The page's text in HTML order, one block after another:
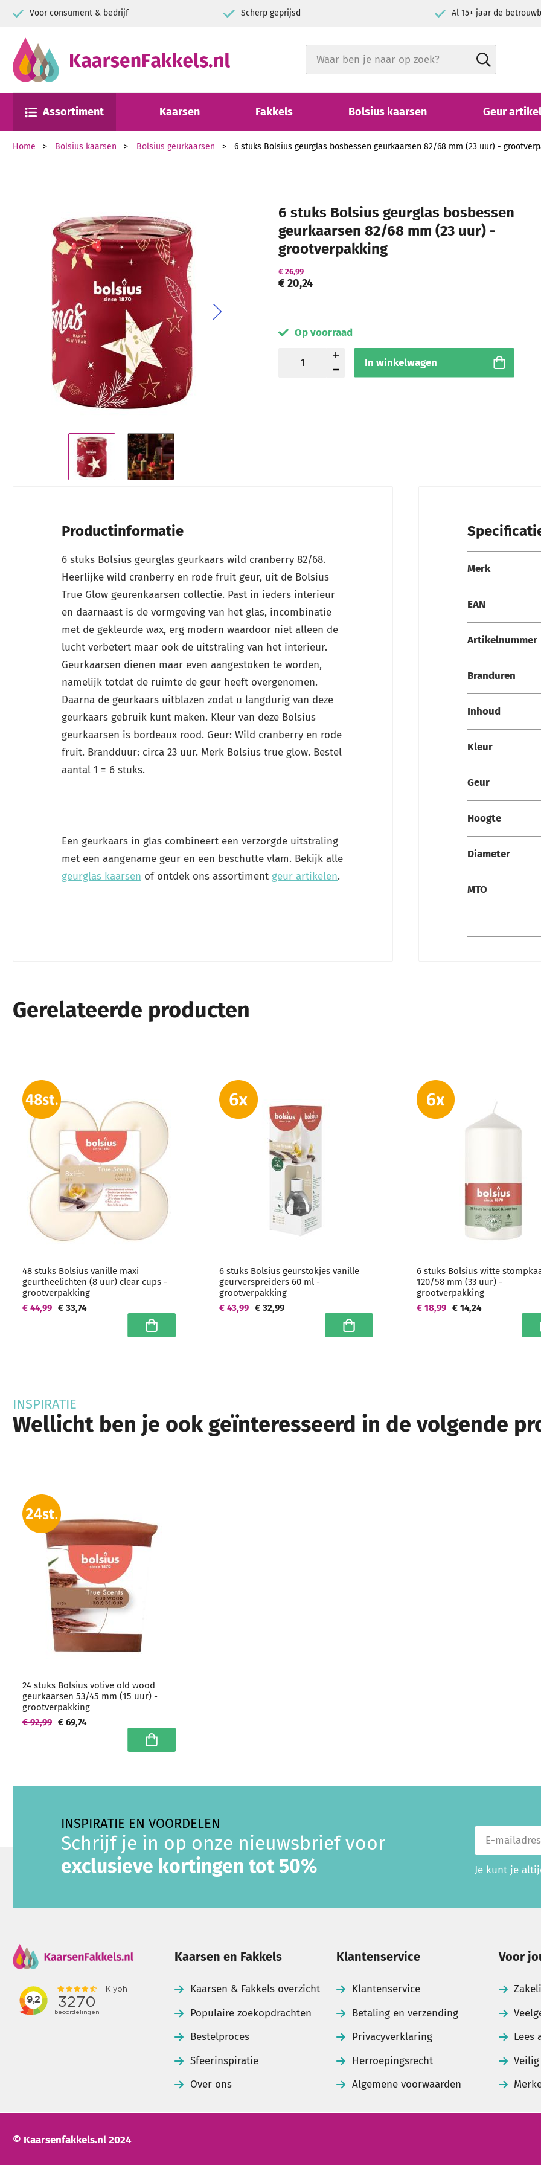
Voor consument & bedrijf Scherp geprijsd Al 15+ jaar de
Close search
Zoek
Assortiment Kaarsen Fakkels Bolsius kaarsen Geur
Home Bolsius kaarsen Bolsius geurkaarsen 6 stuks Bolsius geurglas bosbessen geurkaarsen 82/68 mm (23 uur) -
6 stuks Bolsius geurglas bosbessen
geurkaarsen 82/68 mm (23 uur) -
grootverpakking
€ 20,24
€ 26,99
Op voorraad
In winkelwagen
Productinformatie
6 stuks Bolsius geurglas geurkaars wild cranberry 82/68.
Heerlijke wild cranberry en rode fruit geur, uit de Bolsius
True Glow geurenkaarsen collectie. Past in ieders interieur
en daarnaast is de vormgeving van het glas, incombinatie
met de gekleurde wax, erg modern waardoor niet alleen de
lucht verbetert maar ook de uitstraling van het interieur.
Geurkaarsen dienen maar even aangestoken te worden,
namelijk totdat de ruimte de geur heeft overgenomen.
Daarna de geurkaars uitblazen zodat u langdurig van deze
geurkaars gebruik kunt maken. Kleur van deze Bolsius
geurkaarsen is bordeaux rood. Geur: Wild cranberry en rode
fruit. Brandduur: circa 23 uur. Merk Bolsius true glow. Bestel
aantal 1 = 6 stuks.
Een geurkaars in glas combineert een verzorgde uitstraling
met een aangename geur en een beschutte vlam. Bekijk alle
geurglas kaarsen of ontdek ons assortiment geur artikelen.
Merk
EAN
Artikelnummer
Branduren
Inhoud
Kleur
Geur
Hoogte
Diameter
MTO
Gerelateerde producten
48 stuks Bolsius vanille maxi
geurtheelichten (8 uur) clear cups -
grootverpakking
€ 33,74
€ 44,99
In winkelwagen
6 stuks Bolsius geurstokjes vanille
geurverspreiders 60 ml -
grootverpakking
€ 32,99
€ 43,99
In winkelwagen
6 stuks Bolsius witte
120/58 mm (33 uur) -
grootverpakking
€ 14,24
€ 18,99
Wellicht ben je ook geïnteresseerd in de volgende
INSPIRATIE
24 stuks Bolsius votive old wood
geurkaarsen 53/45 mm (15 uur) -
grootverpakking
€ 69,74
€ 92,99
In winkelwagen
INSPIRATIE EN VOORDELEN
Schrijf je in op onze nieuwsbrief voor
exclusieve kortingen tot 50%
Je kunt je
Kaarsen en Fakkels
Kaarsen & Fakkels overzicht
Populaire zoekopdrachten
Bestelproces
Sfeerinspiratie
Over ons
Klantenservice
Klantenservice
Betaling en verzending
Privacyverklaring
Herroepingsrecht
Algemene voorwaarden
Voor
Lees
© Kaarsenfakkels.nl 2024